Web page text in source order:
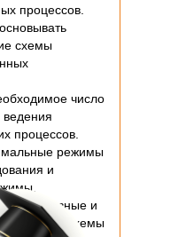
процессов.
схемы
число
ведения
процессов.
режимы
и
эффективные и
схемы